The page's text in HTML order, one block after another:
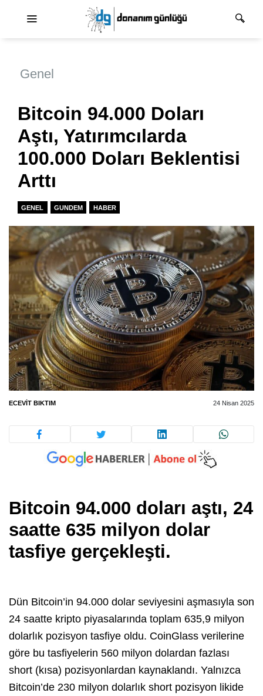
Genel
Bitcoin 94.000 Doları
Aştı, Yatırımcılarda
100.000 Doları Beklentisi
Arttı
GENEL GUNDEM HABER
ECEVIT BIKTIM 24 Nisan 2025
Bitcoin 94.000 doları aştı, 24
saatte 635 milyon dolar
tasfiye gerçekleşti.
Dün Bitcoin’in 94.000 dolar seviyesini aşmasıyla son
24 saatte kripto piyasalarında toplam 635,9 milyon
dolarlık pozisyon tasfiye oldu. CoinGlass verilerine
göre bu tasfiyelerin 560 milyon dolardan fazlası
short (kısa) pozisyonlardan kaynaklandı. Yalnızca
Bitcoin’de 230 milyon dolarlık short pozisyon likide